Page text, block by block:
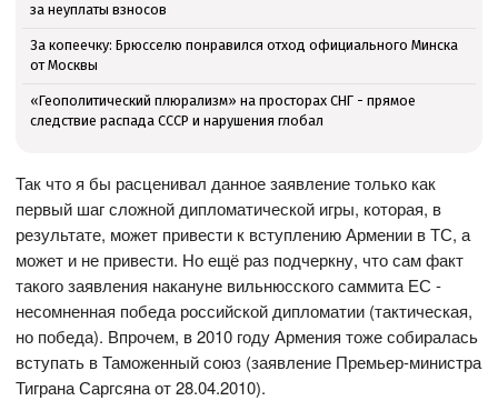
за неуплаты взносов
За копеечку: Брюсселю понравился отход официального Минска
от Москвы
«Геополитический плюрализм» на просторах СНГ - прямое
следствие распада СССР и нарушения глобал
Так что я бы расценивал данное заявление только как
первый шаг сложной дипломатической игры, которая, в
результате, может привести к вступлению Армении в ТС, а
может и не привести. Но ещё раз подчеркну, что сам факт
такого заявления накануне вильнюсского саммита ЕС -
несомненная победа российской дипломатии (тактическая,
но победа). Впрочем, в 2010 году Армения тоже собиралась
вступать в Таможенный союз (заявление Премьер-министра
Тиграна Саргсяна от 28.04.2010).